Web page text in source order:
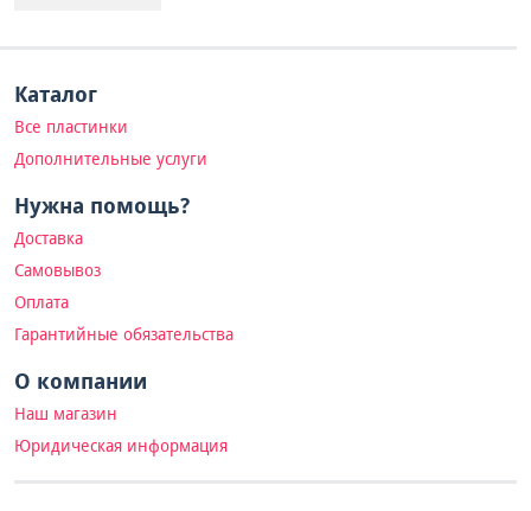
Каталог
Все пластинки
Дополнительные услуги
Нужна помощь?
Доставка
Самовывоз
Оплата
Гарантийные обязательства
О компании
Наш магазин
Юридическая информация